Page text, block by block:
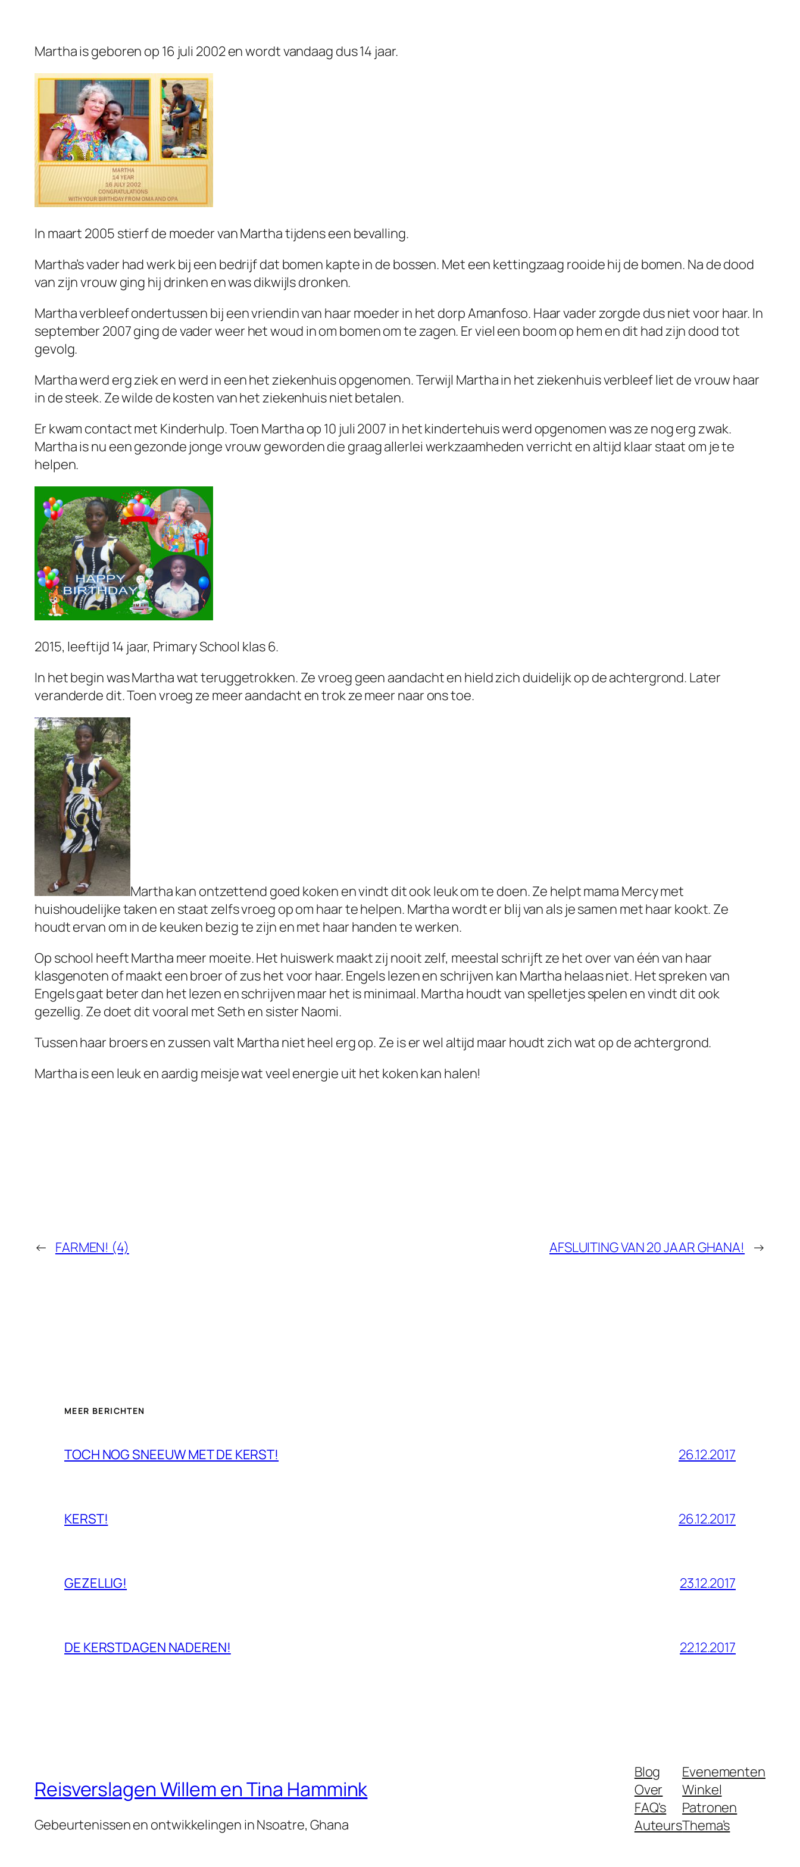
Martha is geboren op 16 juli 2002 en wordt vandaag dus 14 jaar.
In maart 2005 stierf de moeder van Martha tijdens een bevalling.
Martha’s vader had werk bij een bedrijf dat bomen kapte in de bossen. Met een kettingzaag rooide hij de bomen. Na de dood
van zijn vrouw ging hij drinken en was dikwijls dronken.
Martha verbleef ondertussen bij een vriendin van haar moeder in het dorp Amanfoso. Haar vader zorgde dus niet voor haar. In
september 2007 ging de vader weer het woud in om bomen om te zagen. Er viel een boom op hem en dit had zijn dood tot
gevolg.
Martha werd erg ziek en werd in een het ziekenhuis opgenomen. Terwijl Martha in het ziekenhuis verbleef liet de vrouw haar
in de steek. Ze wilde de kosten van het ziekenhuis niet betalen.
Er kwam contact met Kinderhulp. Toen Martha op 10 juli 2007 in het kindertehuis werd opgenomen was ze nog erg zwak.
Martha is nu een gezonde jonge vrouw geworden die graag allerlei werkzaamheden verricht en altijd klaar staat om je te
helpen.
2015, leeftijd 14 jaar, Primary School klas 6.
In het begin was Martha wat teruggetrokken. Ze vroeg geen aandacht en hield zich duidelijk op de achtergrond. Later
veranderde dit. Toen vroeg ze meer aandacht en trok ze meer naar ons toe.
Martha kan ontzettend goed koken en vindt dit ook leuk om te doen. Ze helpt mama Mercy met
huishoudelijke taken en staat zelfs vroeg op om haar te helpen. Martha wordt er blij van als je samen met haar kookt. Ze
houdt ervan om in de keuken bezig te zijn en met haar handen te werken.
Op school heeft Martha meer moeite. Het huiswerk maakt zij nooit zelf, meestal schrijft ze het over van één van haar
klasgenoten of maakt een broer of zus het voor haar. Engels lezen en schrijven kan Martha helaas niet. Het spreken van
Engels gaat beter dan het lezen en schrijven maar het is minimaal. Martha houdt van spelletjes spelen en vindt dit ook
gezellig. Ze doet dit vooral met Seth en sister Naomi.
Tussen haar broers en zussen valt Martha niet heel erg op. Ze is er wel altijd maar houdt zich wat op de achtergrond.
Martha is een leuk en aardig meisje wat veel energie uit het koken kan halen!
← FARMEN! (4) AFSLUITING VAN 20 JAAR GHANA! →
MEER BERICHTEN
TOCH NOG SNEEUW MET DE KERST! 26.12.2017
KERST! 26.12.2017
GEZELLIG! 23.12.2017
DE KERSTDAGEN NADEREN! 22.12.2017
Reisverslagen Willem en Tina Hammink
Gebeurtenissen en ontwikkelingen in Nsoatre, Ghana
Blog
Over
FAQ's
Auteurs
Evenementen
Winkel
Patronen
Thema’s